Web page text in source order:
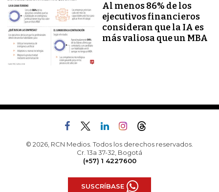
Al menos 86% de los
ejecutivos financieros
consideran que la IA es
más valiosa que un MBA
© 2026, RCN Medios. Todos los derechos reservados.
Cr. 13a 37-32, Bogotá
(+57) 1 4227600
SUSCRÍBASE